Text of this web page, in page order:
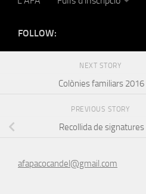
FOLLOW:
NEXT STORY
Colònies familiars 2016
PREVIOUS STORY
Recollida de signatures
afapacocandel@gmail.com